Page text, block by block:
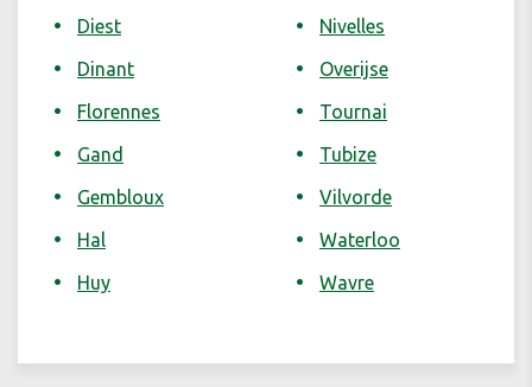
Diest
Dinant
Florennes
Gand
Gembloux
Hal
Huy
Nivelles
Overijse
Tournai
Tubize
Vilvorde
Waterloo
Wavre